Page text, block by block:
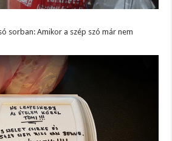
sorban: Amikor a szép szó már nem